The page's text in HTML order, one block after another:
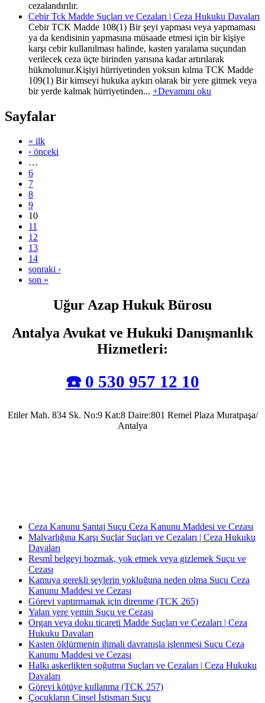
cezalandırılır.
Cebir Tck Madde Suçları ve Cezaları | Ceza Hukuku Davaları
Cebir TCK Madde 108(1) Bir şeyi yapması veya yapmaması
ya da kendisinin yapmasına müsaade etmesi için bir kişiye
karşı cebir kullanılması halinde, kasten yaralama suçundan
verilecek ceza üçte birinden yarısına kadar artırılarak
hükmolunur.Kişiyi hürriyetinden yoksun kılma TCK Madde
109(1) Bir kimseyi hukuka aykırı olarak bir yere gitmek veya
bir yerde kalmak hürriyetinden... +Devamını oku
Sayfalar
« ilk
‹ önceki
…
6
7
8
9
10
11
12
13
14
sonraki ›
son »
Uğur Azap Hukuk Bürosu
Antalya Avukat ve Hukuki Danışmanlık
Hizmetleri:
☎️ 0 530 957 12 10
Etiler Mah. 834 Sk. No:9 Kat:8 Daire:801 Remel Plaza Muratpaşa/
Antalya
Ceza Kanunu Şantaj Suçu Ceza Kanunu Maddesi ve Cezası
Malvarlığına Karşı Suçlar Suçları ve Cezaları | Ceza Hukuku
Davaları
Resmî belgeyi bozmak, yok etmek veya gizlemek Suçu ve
Cezası
Kamuya gerekli şeylerin yokluğuna neden olma Suçu Ceza
Kanunu Maddesi ve Cezası
Görevi yaptırmamak için direnme (TCK 265)
Yalan yere yemin Suçu ve Cezası
Organ veya doku ticareti Madde Suçları ve Cezaları | Ceza
Hukuku Davaları
Kasten öldürmenin ihmali davranışla işlenmesi Suçu Ceza
Kanunu Maddesi ve Cezası
Halkı askerlikten soğutma Suçları ve Cezaları | Ceza Hukuku
Davaları
Görevi kötüye kullanma (TCK 257)
Çocukların Cinsel İstismarı Suçu